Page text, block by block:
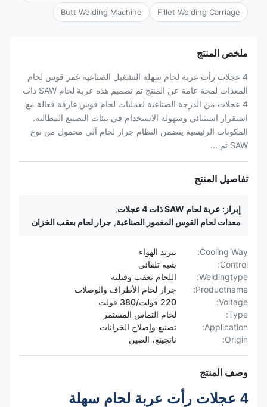
Fillet Welding Carriage
Butt Welding Machine
ملخص المنتج
4 عجلات رأت عربة لحام سهلة التشغيل الصناعية غمر قوس لحام
المعدات لمحة عامة عن المنتج تم تصميم هذه عربة لحام SAW ذات
4 عجلات من الدرجة الصناعية لعمليات لحام قوس غارقة فعالة مع
استقرار استثنائي وسهولة الاستخدام في بيئات التصنيع المطالبة.
المكونات الرئيسية يتضمن النظام جرار لحام آلي محمول من نوع
SAW تم ...
تفاصيل المنتج
إبراز: عربة لحام SAW ذات 4 عجلات
,
معدات لحام القوس المغمور الصناعية, جرار لحام بعقب الخزان
Cooling Way:
تبريد الهواء
Control:
شبه تلقائي
Weldingtype:
اللحام بعقب وفيليه
Productname:
جرار لحام الأطراف والوصلات
Voltage:
220 فولت/380 فولت
Type:
لحام التماس المستمر
Application:
تصنيع وإصلاح الخزانات
Origin:
نانجينغ، الصين
وصف المنتج
4 عجلات رأت عربة لحام سهلة